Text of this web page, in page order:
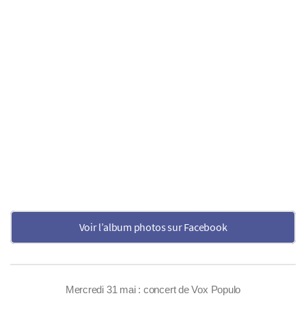
Voir l’album photos sur Facebook
Mercredi 31 mai : concert de Vox Populo